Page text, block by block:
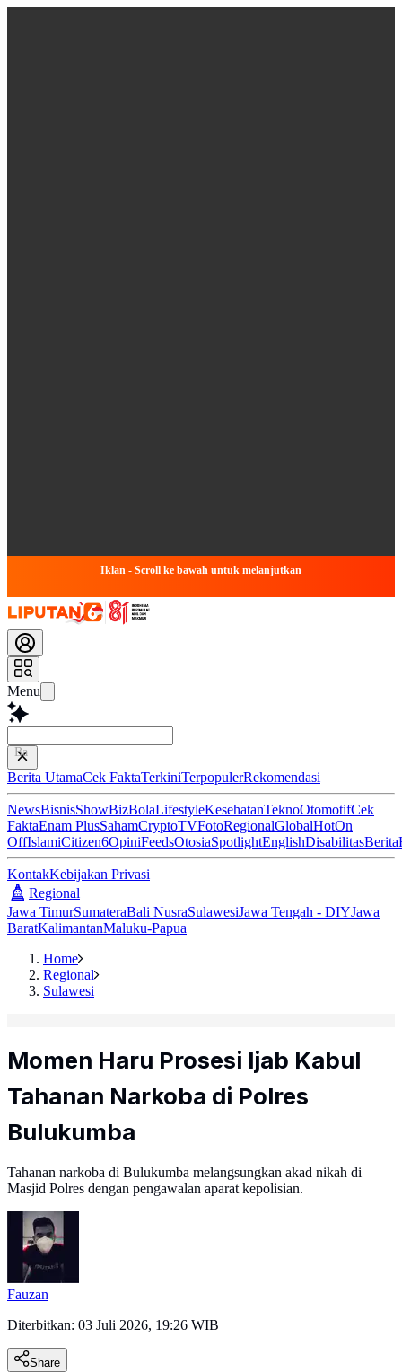
Iklan - Scroll ke bawah untuk melanjutkan
Menu
Baca lebih ce
Berita UtamaCek FaktaTerkiniTerpopulerRekomendasi
NewsBisnisShowBizBolaLifestyleKesehatanTeknoOtomotifCek
FaktaEnam PlusSahamCryptoTVFotoRegionalGlobalHotOn
OffIslamiCitizen6OpiniFeedsOtosiaSpotlightEnglishDisabilitasBerita
KontakKebijakan Privasi
Regional
Jawa TimurSumateraBali NusraSulawesiJawa Tengah - DIYJawa
BaratKalimantanMaluku-Papua
Home
Regional
Sulawesi
Momen Haru Prosesi Ijab Kabul
Tahanan Narkoba di Polres
Bulukumba
Tahanan narkoba di Bulukumba melangsungkan akad nikah di
Masjid Polres dengan pengawalan aparat kepolisian.
Fauzan
Diterbitkan: 03 Juli 2026, 19:26 WIB
Share